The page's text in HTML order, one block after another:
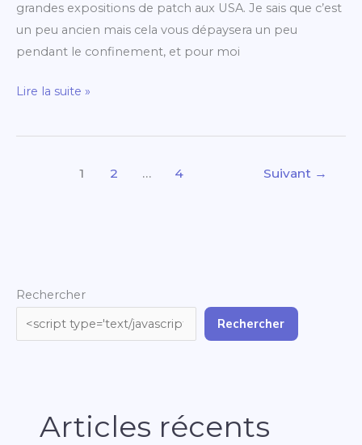
grandes expositions de patch aux USA. Je sais que c’est
un peu ancien mais cela vous dépaysera un peu
pendant le confinement, et pour moi
Lire la suite »
1 2 … 4 Suivant →
Rechercher
Rechercher
Articles récents